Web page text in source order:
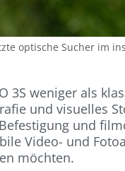
optische Sucher im
3S weniger als
und visuelles
und
Video- und
möchten.